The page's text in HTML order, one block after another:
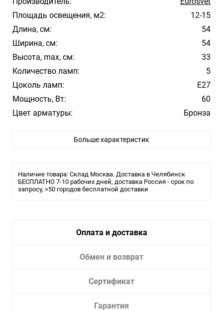
Площадь освещения, м2:
12-15
Длина, см:
54
Ширина, см:
54
Высота, max, см:
33
Количество ламп:
5
Цоколь ламп:
Е27
Мощность, Вт:
60
Цвет арматуры:
Бронза
Материал плафона/абажура:
Влагозащита:
Потолочный светильник
Больше характеристик
Наличие товара: Склад Москва. Доставка в Челябинск
БЕСПЛАТНО 7-10 рабочих дней, доставка Россия - срок по
запросу, >50 городов бесплатной доставки
Оплата и доставка
Обмен и возврат
Сертификат
Гарантия